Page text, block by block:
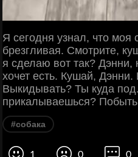
Я сегодня узнал, что моя
брезгливая. Смотрите,
я сделаю вот так?
хочет есть. Кушай,
Выкидывать? Ты куда
прикалываешься?
#собака
1 0 0